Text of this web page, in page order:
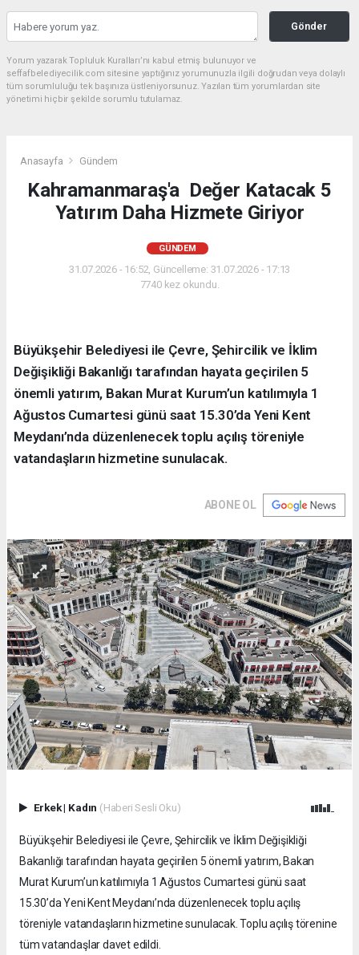
Gönder
Yorum yazarak Topluluk Kuralları’nı kabul etmiş bulunuyor ve
seffafbelediyecilik.com sitesine yaptığınız yorumunuzla ilgili doğrudan veya dolaylı
tüm sorumluluğu tek başınıza üstleniyorsunuz. Yazılan tüm yorumlardan site
yönetimi hiçbir şekilde sorumlu tutulamaz.
Anasayfa Gündem
Kahramanmaraş'a Değer Katacak 5
Yatırım Daha Hizmete Giriyor
GÜNDEM
31.07.2026 - 16:52, Güncelleme: 31.07.2026 - 17:13
7740 kez okundu.
Büyükşehir Belediyesi ile Çevre, Şehircilik ve İklim
Değişikliği Bakanlığı tarafından hayata geçirilen 5
önemli yatırım, Bakan Murat Kurum’un katılımıyla 1
Ağustos Cumartesi günü saat 15.30’da Yeni Kent
Meydanı’nda düzenlenecek toplu açılış töreniyle
vatandaşların hizmetine sunulacak.
ABONE OL
Erkek| Kadın (Haberi Sesli Oku)
Büyükşehir Belediyesi ile Çevre, Şehircilik ve İklim Değişikliği
Bakanlığı tarafından hayata geçirilen 5 önemli yatırım, Bakan
Murat Kurum’un katılımıyla 1 Ağustos Cumartesi günü saat
15.30’da Yeni Kent Meydanı’nda düzenlenecek toplu açılış
töreniyle vatandaşların hizmetine sunulacak. Toplu açılış törenine
tüm vatandaşlar davet edildi.